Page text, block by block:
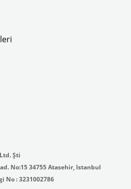
Şti
No:15 34755 Atasehir, Istanbul
No : 3231002786